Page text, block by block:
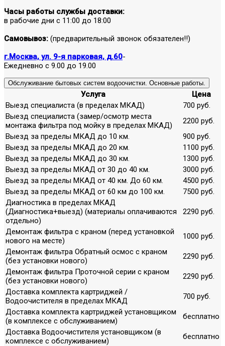
Часы работы службы доставки:
в рабочие дни с 11:00 до 18:00
Самовывоз: (предварительный звонок обязателен!!)
г.Москва, ул. 9-я парковая, д.60-
Ежедневно с 9.00 до 19.00
Обслуживание бытовых систем водоочистки. Основные работы.
Услуга
Цена
Выезд специалиста (в пределах МКАД)
700 руб.
Выезд специалиста (замер/осмотр места
монтажа фильтра под мойку в пределах МКАД)
2200 руб.
Выезд за пределы МКАД до 10 км.
900 руб.
Выезд за пределы МКАД до 20 км.
1100 руб.
Выезд за пределы МКАД до 30 км.
1300 руб.
Выезд за пределы МКАД от 30 до 40 км.
3000 руб.
Выезд за пределы МКАД от 40 км. До 60 км.
4500 руб.
Выезд за пределы МКАД от 60 км до 100 км.
7500 руб.
Диагностика в пределах МКАД
(Диагностика+выезд) (материалы оплачиваются
отдельно)
2290 руб.
Демонтаж фильтра с краном (перед установкой
нового на месте)
1000 руб.
Демонтаж фильтра Обратный осмос с краном
(без установки нового)
2290 руб.
Демонтаж фильтра Проточной серии с краном
(без установки нового)
2290 руб.
Доставка комплекта картриджей /
Водоочистителя в пределах МКАД
700 руб.
Доставка комплекта картриджей установщиком
(в комплексе с обслуживанием)
бесплатно
Доставка Водоочистителя установщиком (в
комплексе с обслуживанием)
бесплатно